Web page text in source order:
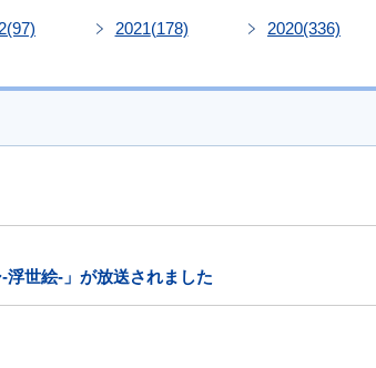
(97) 2021(178) 2020(336)
世絵-」が放送されました